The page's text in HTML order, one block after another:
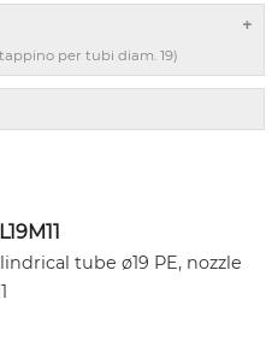
tappino per tubi diam. 19)
tube ø19 PE, nozzle